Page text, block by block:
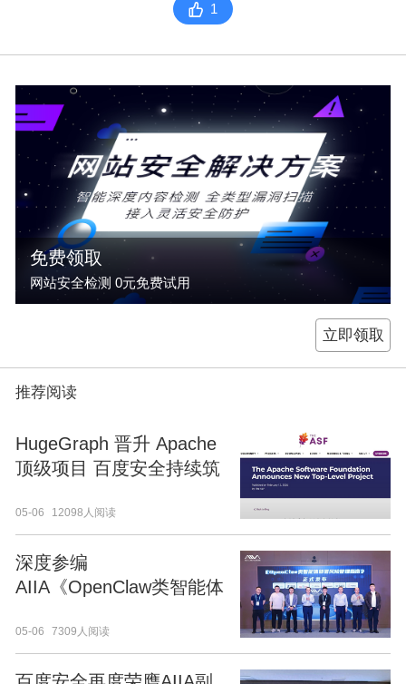
1
免费领取
网站安全检测 0元免费试用
立即领取
推荐阅读
HugeGraph 晋升 Apache
顶级项目 百度安全持续筑
05-06 12098人阅读
深度参编
AIIA《OpenClaw类智能体
安全引领智能体安全新范
式
05-06 7309人阅读